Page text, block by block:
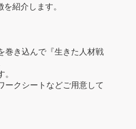
紹介します。
巻き込んで『生きた人材戦
ークシートなどご用意して